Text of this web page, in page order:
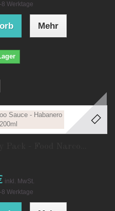
Werktage
Mehr
inkl. MwSt.
Werktage